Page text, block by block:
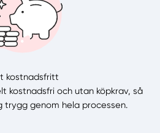
kostnadsfritt
kostnadsfri och utan köpkrav, så
trygg genom hela processen.